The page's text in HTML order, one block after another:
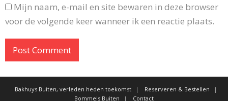
Mijn naam, e-mail en site bewaren in deze browser
voor de volgende keer wanneer ik een reactie plaats.
Bakhuys Buiten, verleden heden toekomst
Reserveren & Bestellen
Bommels Buiten
Contact